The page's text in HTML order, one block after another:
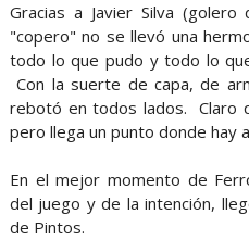
Gracias a Javier Silva
"copero" no se llevó una
todo lo que pudo y todo lo
Con la suerte de capa, de
rebotó en todos lados. Claro
pero llega un punto donde hay
En el mejor momento de
del juego y de la intención,
de Pintos.